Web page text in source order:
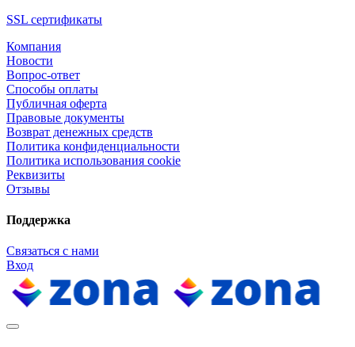
SSL сертификаты
Компания
Новости
Вопрос-ответ
Способы оплаты
Публичная оферта
Правовые документы
Возврат денежных средств
Политика конфиденциальности
Политика использования cookie
Реквизиты
Отзывы
Поддержка
Связаться с нами
Вход